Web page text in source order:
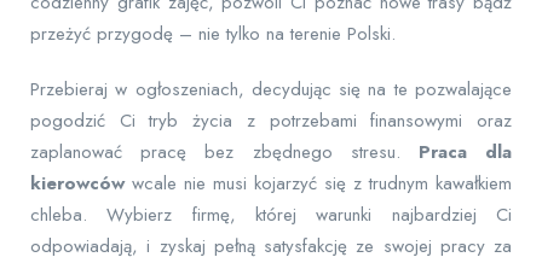
przeżyć przygodę – nie tylko na terenie Polski.
Przebieraj w ogłoszeniach, decydując się na te pozwalające
pogodzić Ci tryb życia z potrzebami finansowymi oraz
zaplanować pracę bez zbędnego stresu. Praca dla
kierowcówwcale nie musi kojarzyć się z trudnym kawałkiem
chleba. Wybierz firmę, której warunki najbardziej Ci
odpowiadają, i zyskaj pełną satysfakcję ze swojej pracy za